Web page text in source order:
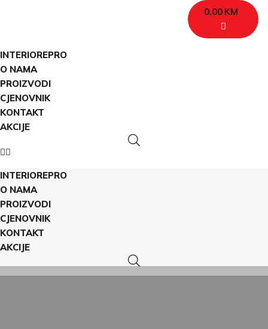
0.00 KM
INTERIOREPRO
O NAMA
PROIZVODI
CJENOVNIK
KONTAKT
AKCIJE
INTERIOREPRO
O NAMA
PROIZVODI
CJENOVNIK
KONTAKT
AKCIJE